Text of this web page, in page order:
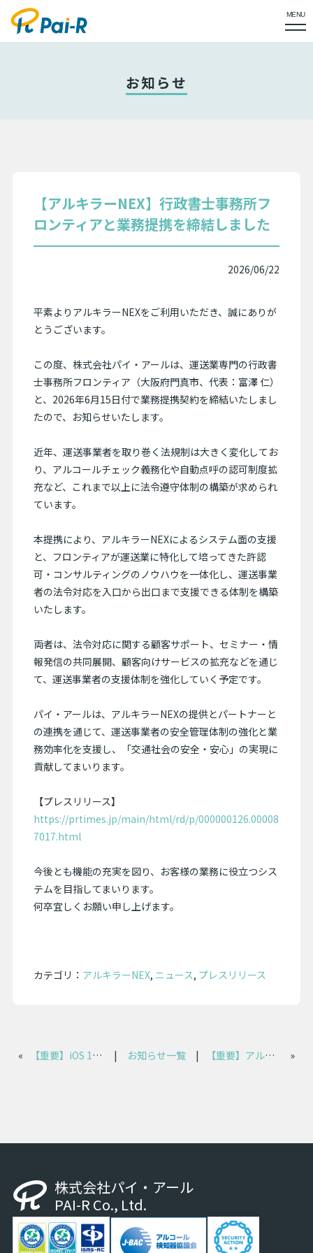
MENU
お知らせ
【アルキラーNEX】行政書士事務所フ
ロンティアと業務提携を締結しました
2026/06/22
平素よりアルキラーNEXをご利用いただき、誠にありが
とうございます。
この度、株式会社パイ・アールは、運送業専門の行政書
士事務所フロンティア（大阪府門真市、代表：富澤 仁）
と、2026年6月15日付で業務提携契約を締結いたしまし
たので、お知らせいたします。
近年、運送事業者を取り巻く法規制は大きく変化してお
り、アルコールチェック義務化や自動点呼の認可制度拡
充など、これまで以上に法令遵守体制の構築が求められ
ています。
本提携により、アルキラーNEXによるシステム面の支援
と、フロンティアが運送業に特化して培ってきた許認
可・コンサルティングのノウハウを一体化し、運送事業
者の法令対応を入口から出口まで支援できる体制を構築
いたします。
両者は、法令対応に関する顧客サポート、セミナー・情
報発信の共同展開、顧客向けサービスの拡充などを通じ
て、運送事業者の支援体制を強化していく予定です。
パイ・アールは、アルキラーNEXの提供とパートナーと
の連携を通じて、運送事業者の安全管理体制の強化と業
務効率化を支援し、「交通社会の安全・安心」の実現に
貢献してまいります。
【プレスリリース】
https://prtimes.jp/main/html/rd/p/000000126.00008
7017.html
今後とも機能の充実を図り、お客様の業務に役立つシス
テムを目指してまいります。
何卒宜しくお願い申し上げます。
カテゴリ： アルキラーNEX, ニュース, プレスリリース
« 【重要】iOS 13以下におけるアルキラーPlus動作保証・サポート終了のお知らせ | お知らせ一覧 | 【重要】アルキラーNEXの追加申込方法変更のご案内（2026年7月～） »
株式会社パイ・アール
PAI-R Co., Ltd.